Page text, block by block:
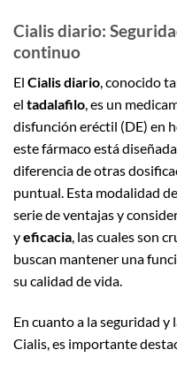
Cialis diario:
continuo
El Cialis diario, conocido
el tadalafilo, es un
disfunción eréctil (DE) en
este fármaco está
diferencia de otras
puntual. Esta modalidad
serie de ventajas y
yeficacia, las cuales son
buscan mantener una
su calidad de vida.
En cuanto a la seguridad
Cialis, es importante